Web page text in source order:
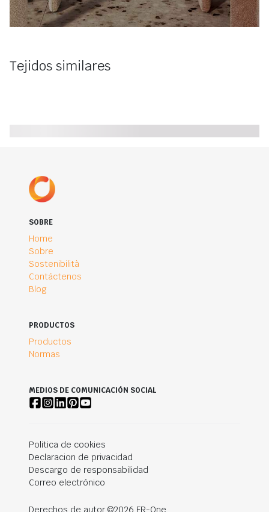
Tejidos similares
SOBRE
Home
Sobre
Sostenibilità
Contáctenos
Blog
PRODUCTOS
Productos
Normas
MEDIOS DE COMUNICACIÓN SOCIAL
Politica de cookies
Declaracion de privacidad
Descargo de responsabilidad
Correo electrónico
Derechos de autor ©2026 FR-One